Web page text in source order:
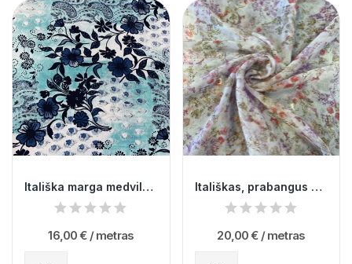
Itališka marga medvilnė su viskozė 014064
16,00 € / metras
Itališkas, prabangus gėlėtas šifoninis šilkas...
20,00 € / metras